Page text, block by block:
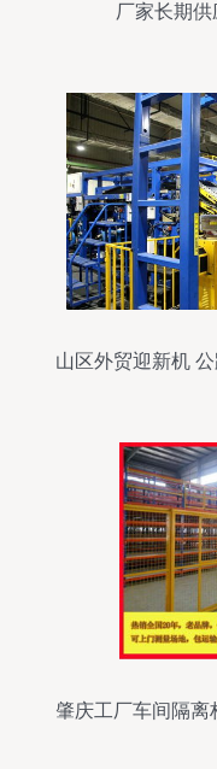
厂家长期
山区外贸迎新机
肇庆工厂车间隔离